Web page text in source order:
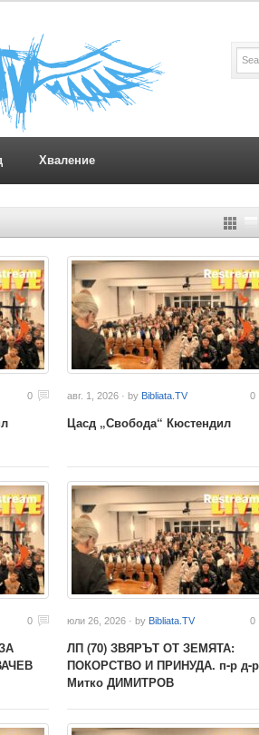
Хваление
0 авг. 1, 2026 · by Bibliata.TV 0
Цасд „Свобода“ Кюстендил
0 юли 26, 2026 · by Bibliata.TV 0
ЛП (70) ЗВЯРЪТ ОТ ЗЕМЯТА:
ПОКОРСТВО И ПРИНУДА. п-р д-р
Митко ДИМИТРОВ